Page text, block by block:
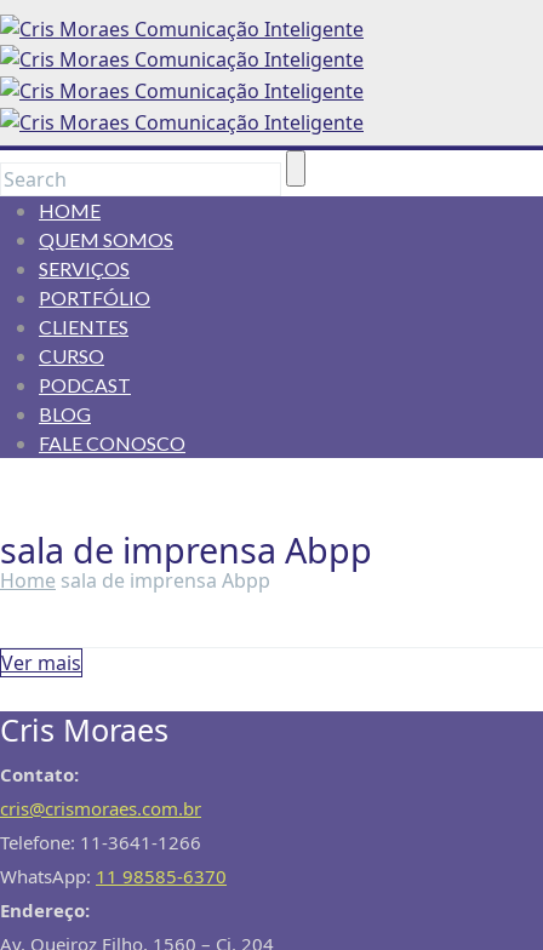
HOME
QUEM SOMOS
SERVIÇOS
PORTFÓLIO
CLIENTES
CURSO
PODCAST
BLOG
FALE CONOSCO
sala de imprensa Abpp
Home sala de imprensa Abpp
Ver mais
Cris Moraes
Contato:
cris@crismoraes.com.br
Telefone: 11-3641-1266
WhatsApp: 11 98585-6370
Endereço:
Av. Queiroz Filho, 1560 – Cj. 204